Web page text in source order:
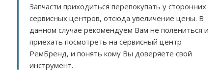
Запчасти приходиться перепокупать у сторонних
сервисных центров, отсюда увеличение цены. В
данном случае рекомендуем Вам не полениться и
приехать посмотреть на сервисный центр
РемБренд, и понять кому Вы доверяете свой
инструмент.